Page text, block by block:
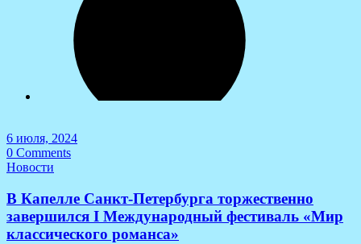
6 июля, 2024
0 Comments
Новости
В Капелле Санкт-Петербурга торжественно
завершился I Международный фестиваль «Мир
классического романса»